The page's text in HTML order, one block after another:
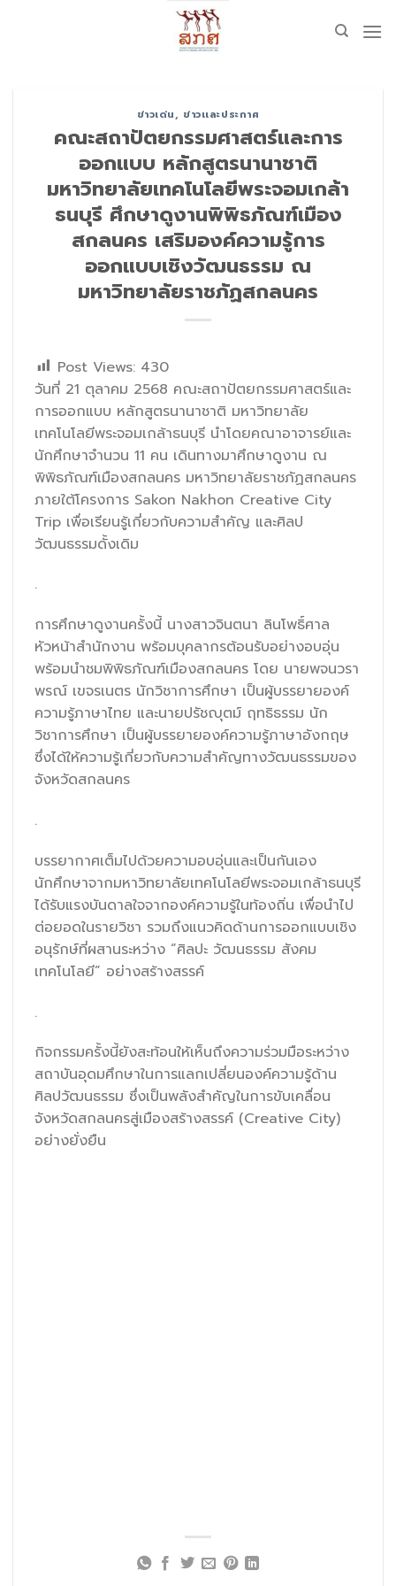
ข่าวเด่น, ข่าวเเละประกาศ
คณะสถาปัตยกรรมศาสตร์และการ
ออกแบบ หลักสูตรนานาชาติ
มหาวิทยาลัยเทคโนโลยีพระจอมเกล้า
ธนบุรี ศึกษาดูงานพิพิธภัณฑ์เมือง
สกลนคร เสริมองค์ความรู้การ
ออกแบบเชิงวัฒนธรรม ณ
มหาวิทยาลัยราชภัฏสกลนคร
Post Views: 430
วันที่ 21 ตุลาคม 2568 คณะสถาปัตยกรรมศาสตร์และ
การออกแบบ หลักสูตรนานาชาติ มหาวิทยาลัย
เทคโนโลยีพระจอมเกล้าธนบุรี นำโดยคณาอาจารย์และ
นักศึกษาจำนวน 11 คน เดินทางมาศึกษาดูงาน ณ
พิพิธภัณฑ์เมืองสกลนคร มหาวิทยาลัยราชภัฏสกลนคร
ภายใต้โครงการ Sakon Nakhon Creative City
Trip เพื่อเรียนรู้เกี่ยวกับความสำคัญ และศิลป
วัฒนธรรมดั้งเดิม
.
การศึกษาดูงานครั้งนี้ นางสาวจินตนา ลินโพธิ์ศาล
หัวหน้าสำนักงาน พร้อมบุคลากรต้อนรับอย่างอบอุ่น
พร้อมนำชมพิพิธภัณฑ์เมืองสกลนคร โดย นายพจนวรา
พรณ์ เขจรเนตร นักวิชาการศึกษา เป็นผู้บรรยายองค์
ความรู้ภาษาไทย และนายปรัชญุตม์ ฤทธิธรรม นัก
วิชาการศึกษา เป็นผู้บรรยายองค์ความรู้ภาษาอังกฤษ
ซึ่งได้ให้ความรู้เกี่ยวกับความสำคัญทางวัฒนธรรมของ
จังหวัดสกลนคร
.
บรรยากาศเต็มไปด้วยความอบอุ่นและเป็นกันเอง
นักศึกษาจากมหาวิทยาลัยเทคโนโลยีพระจอมเกล้าธนบุรี
ได้รับแรงบันดาลใจจากองค์ความรู้ในท้องถิ่น เพื่อนำไป
ต่อยอดในรายวิชา รวมถึงแนวคิดด้านการออกแบบเชิง
อนุรักษ์ที่ผสานระหว่าง “ศิลปะ วัฒนธรรม สังคม
เทคโนโลยี” อย่างสร้างสรรค์
.
กิจกรรมครั้งนี้ยังสะท้อนให้เห็นถึงความร่วมมือระหว่าง
สถาบันอุดมศึกษาในการแลกเปลี่ยนองค์ความรู้ด้าน
ศิลปวัฒนธรรม ซึ่งเป็นพลังสำคัญในการขับเคลื่อน
จังหวัดสกลนครสู่เมืองสร้างสรรค์ (Creative City)
อย่างยั่งยืน